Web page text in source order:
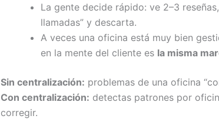
La gente decide rápido: ve 2–3
llamadas” y descarta.
A veces una oficina está muy bien
en la mente del cliente es la misma
Sin centralización: problemas de una oficina
Con centralización: detectas patrones por
corregir.